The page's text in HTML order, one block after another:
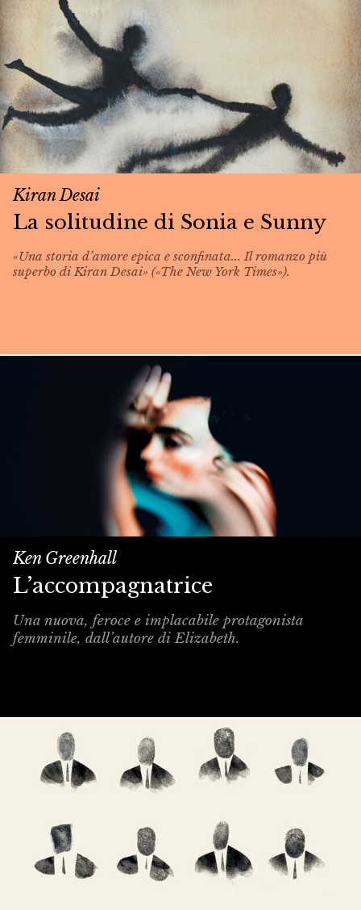
Kiran Desai
La solitudine di Sonia e Sunny
«Una storia d’amore epica e sconfinata... Il romanzo più
superbo di Kiran Desai» («The New York Times»).
Ken Greenhall
L’accompagnatrice
Una nuova, feroce e implacabile protagonista
femminile, dall’autore di Elizabeth.